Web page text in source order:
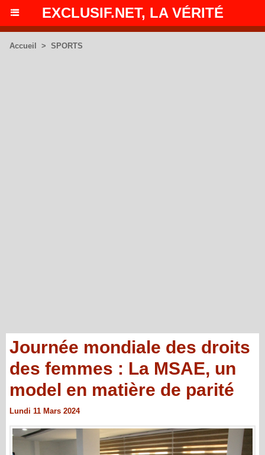
EXCLUSIF.NET, LA VÉRITÉ
Accueil > SPORTS
Journée mondiale des droits
des femmes : La MSAE, un
model en matière de parité
Lundi 11 Mars 2024